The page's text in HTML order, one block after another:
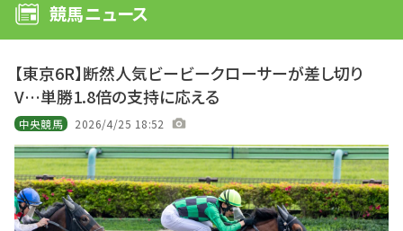
競馬ニュース
【東京6R】断然人気ビービークローサーが差し切り
V…単勝1.8倍の支持に応える
中央競馬 2026/4/25 18:52